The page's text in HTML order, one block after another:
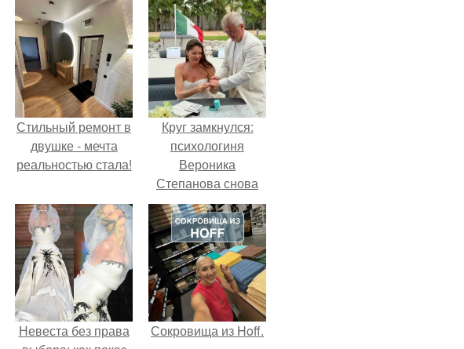
Стильный ремонт в
двушке - мечта
реальностью стала!
Круг замкнулся:
психологиня
Вероника
Степанова снова
вышла замуж за
собственного
бывшего мужа.
Невеста без права
Сокровища из Hoff.